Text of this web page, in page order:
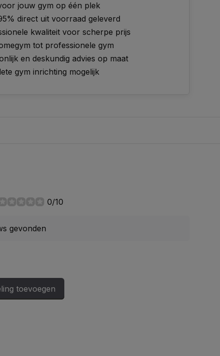
jouw gym op één plek
direct uit voorraad geleverd
kwaliteit voor scherpe prijs
tot professionele gym
en deskundig advies op maat
gym inrichting mogelijk
0/10
gevonden
toevoegen